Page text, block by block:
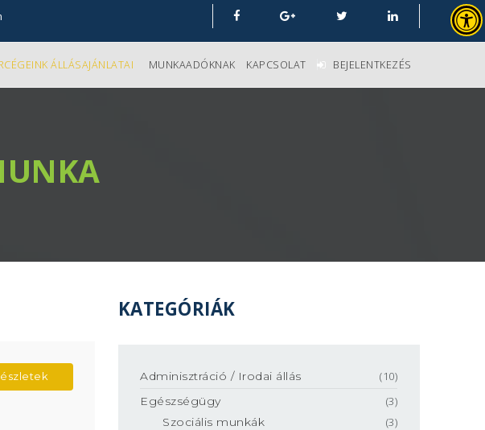
ÁLLÁSAJÁNLATAI MUNKAADÓKNAK KAPCSOLAT BEJELENTKEZÉS
KATEGÓRIÁK
Adminisztráció / Irodai állás
(10)
Egészségügy
(3)
Szociális munkák
(3)